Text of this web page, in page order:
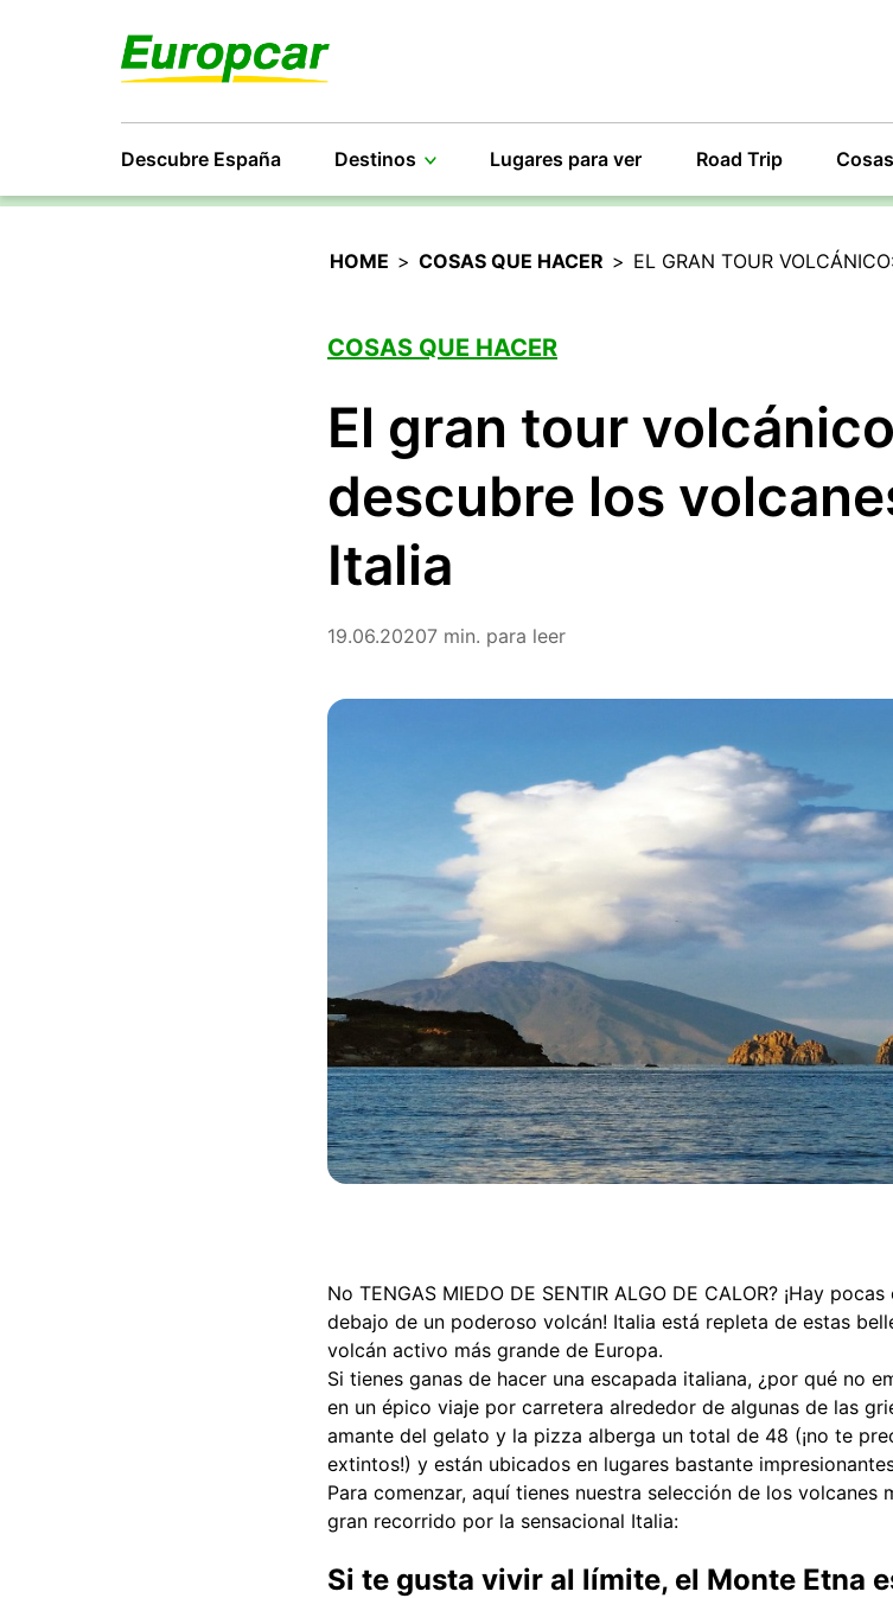
Descubre España Destinos Lugares para ver Road Trip
HOME > COSAS QUE HACER > EL GRAN TOUR
COSAS QUE HACER
El gran tour
descubre los
Italia
19.06.20207 min. para leer
No TENGAS MIEDO DE SENTIR ALGO DE CALOR? ¡Hay
debajo de un poderoso volcán! Italia está repleta de estas
volcán activo más grande de Europa.
Si tienes ganas de hacer una escapada italiana, ¿por qué no
en un épico viaje por carretera alrededor de algunas de las
amante del gelato y la pizza alberga un total de 48 (¡no te
extintos!) y están ubicados en lugares bastante
Para comenzar, aquí tienes nuestra selección de los volcanes
gran recorrido por la sensacional Italia:
Si te gusta vivir al límite, el Monte Etna